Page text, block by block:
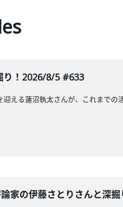
り！2026/8/5 #633
える蓮沼執太さんが、これまでの
家の伊藤さとりさんと深